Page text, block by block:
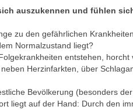
auszukennen und fühlen
zu den gefährlichen
Normalzustand liegt?
entstehen,
Herzinfarkten, über
Bevölkerung (besonders
liegt auf der Hand: Durch den